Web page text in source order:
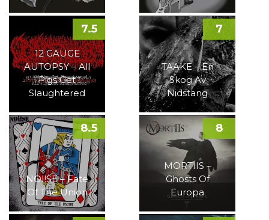
12 GAUGE
AUTOPSY – All
Pigs Get
Slaughtered
7.5
TAAKE – En
Skog Av
Nidstang
7
NOI!SE – Fate
Of The Union
8.5
MORTIIS –
Ghosts Of
Europa
8